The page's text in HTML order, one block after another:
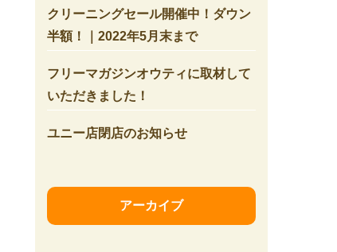
クリーニングセール開催中！ダウン
半額！｜2022年5月末まで
フリーマガジンオウティに取材して
いただきました！
ユニー店閉店のお知らせ
アーカイブ